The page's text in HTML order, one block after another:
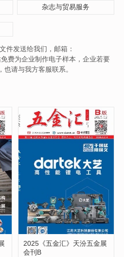
杂志与贸易服务
发送给我们，邮箱：
费为企业制作电子样本，企业若要
请与我方客服联系。
2025《五金汇》天汾五金展
会刊B